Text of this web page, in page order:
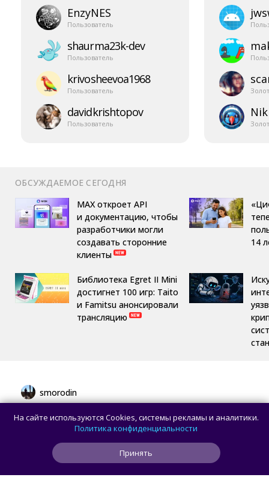
EnzyNES
Пользователь
shaurma23k-​dev
Пользователь
krivosheevoa1968
Пользователь
davidkrishtopov
Пользователь
ОБСУЖДАЕМОЕ СЕГОДНЯ
MAX откроет API
и документацию, чтобы
разработчики могли
создавать сторонние
клиенты
Библиотека Egret II Mini
достигнет 100 игр: Taito
и Famitsu анонсировали
трансляцию
14
smorodin
Разработчик показал работу Piet Quine —
GIF-изображения, которое создаёт само
На сайте используются Cookies, системы рекламы и аналитики.
Политика конфиденциальности
Принять